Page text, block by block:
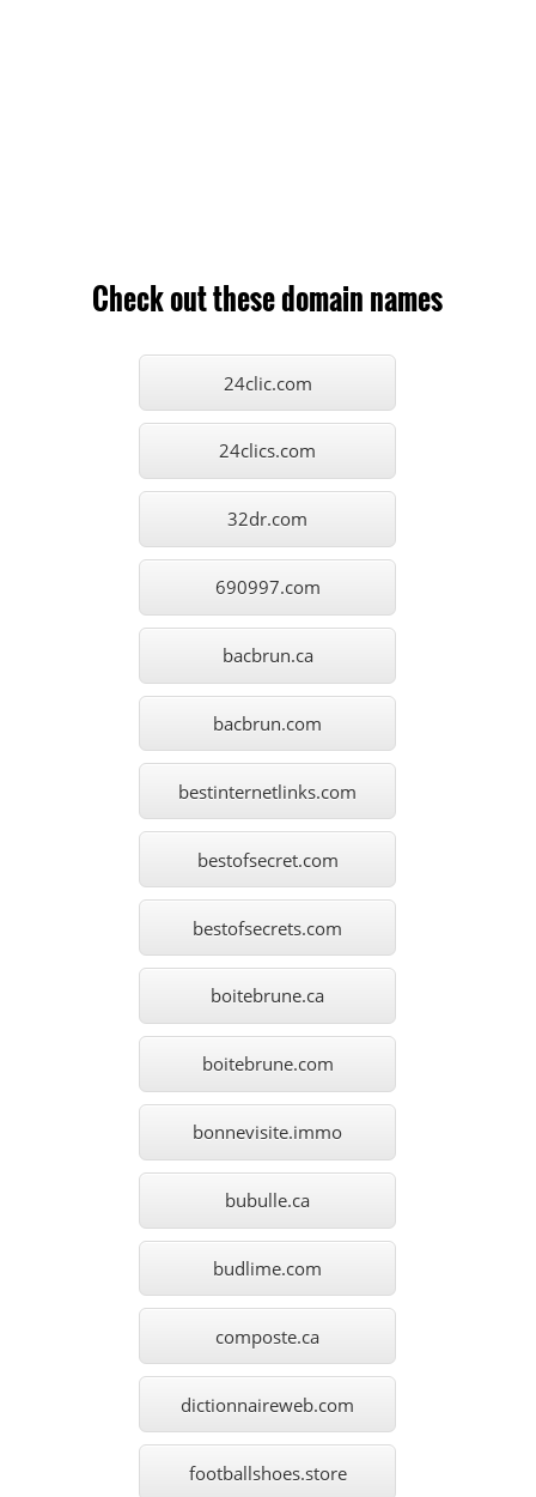
Check out these domain names
24clic.com
24clics.com
32dr.com
690997.com
bacbrun.ca
bacbrun.com
bestinternetlinks.com
bestofsecret.com
bestofsecrets.com
boitebrune.ca
boitebrune.com
bonnevisite.immo
bubulle.ca
budlime.com
composte.ca
dictionnaireweb.com
footballshoes.store